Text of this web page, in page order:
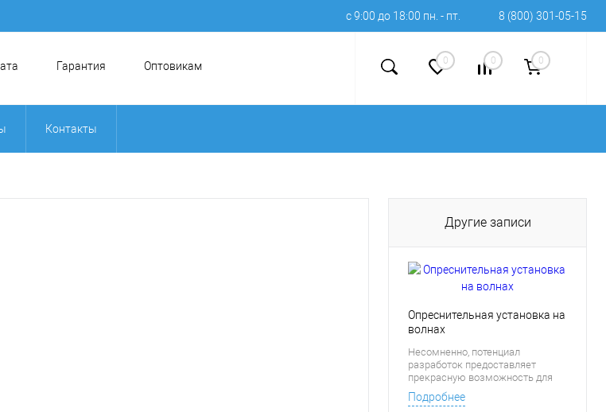
с 9:00 до 18:00 пн. - пт. 8 (800) 301-05-15
Гарантия Оптовикам 0 0 0
Контакты
Другие записи
Опреснительная установка на
волнах
Несомненно, потенциал
разработок предоставляет
прекрасную возможность для
снабжения островов
опресненной водой с
Подробнее